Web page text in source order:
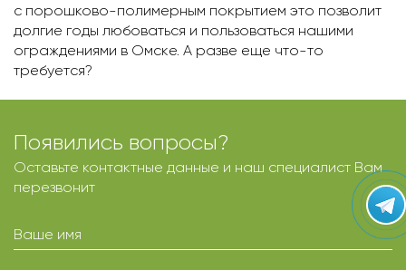
с порошково-полимерным покрытием это позволит
долгие годы любоваться и пользоваться нашими
ограждениями в Омскe. А разве еще что-то
требуется?
Появились вопросы?
Оставьте контактные данные и наш специалист Вам
перезвонит
Ваше имя